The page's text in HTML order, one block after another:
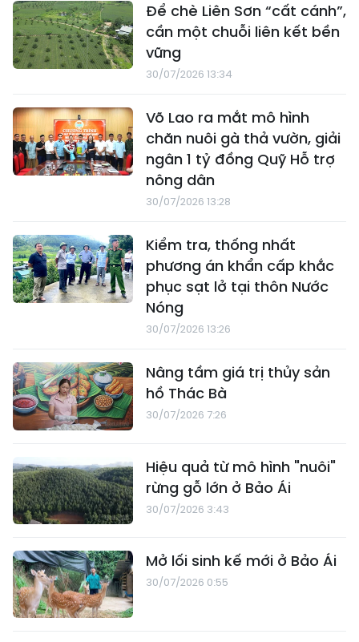
Để chè Liên Sơn “cất cánh”,
cần một chuỗi liên kết bền
vững
30/07/2026 13:34
Võ Lao ra mắt mô hình
chăn nuôi gà thả vườn, giải
ngân 1 tỷ đồng Quỹ Hỗ trợ
nông dân
30/07/2026 13:28
Kiểm tra, thống nhất
phương án khẩn cấp khắc
phục sạt lở tại thôn Nước
Nóng
30/07/2026 13:26
Nâng tầm giá trị thủy sản
hồ Thác Bà
30/07/2026 7:26
Hiệu quả từ mô hình "nuôi"
rừng gỗ lớn ở Bảo Ái
30/07/2026 3:43
Mở lối sinh kế mới ở Bảo Ái
30/07/2026 0:55